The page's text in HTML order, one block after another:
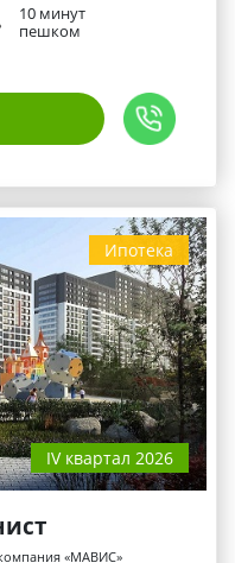
10 минут
пешком
Ипотека
IV квартал 2026
«МАВИС»